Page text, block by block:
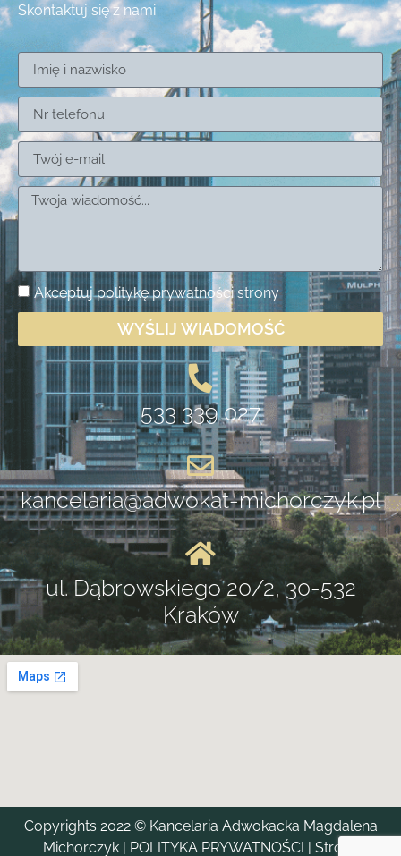
Skontaktuj się z nami
Akceptujpolitykę prywatnościstrony
WYŚLIJ WIADOMOŚĆ
533 339 027
kancelaria@adwokat-michorczyk.pl
ul. Dąbrowskiego 20/2, 30-532
Kraków
Copyrights 2022 © Kancelaria Adwokacka Magdalena
Michorczyk
POLITYKA PRYWATNOŚCI | Strona